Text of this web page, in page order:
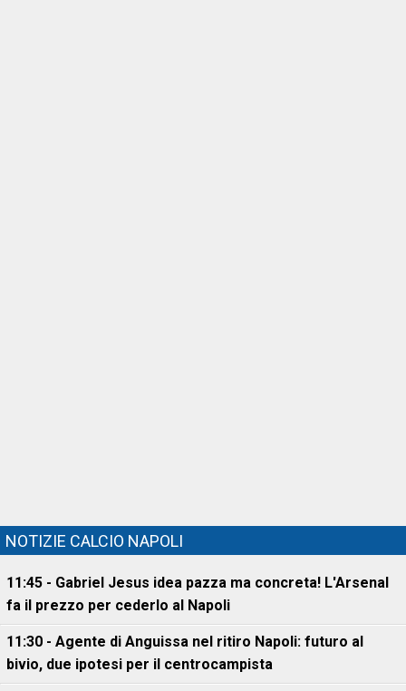
NOTIZIE CALCIO NAPOLI
11:45 - Gabriel Jesus idea pazza ma concreta! L'Arsenal
fa il prezzo per cederlo al Napoli
11:30 - Agente di Anguissa nel ritiro Napoli: futuro al
bivio, due ipotesi per il centrocampista